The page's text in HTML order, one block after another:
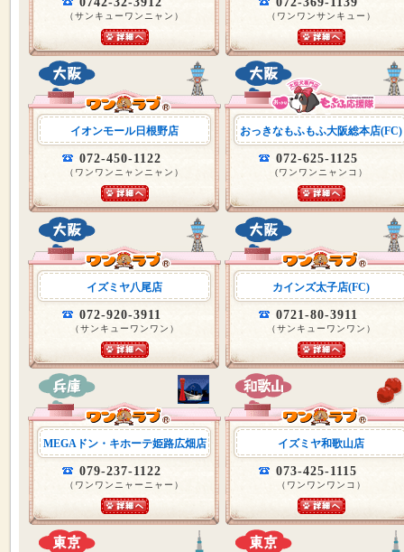
（サンキューワンニャン） （ワンワンサンキュー）
イオンモール日根野店
072-450-1122
（ワンワンニャンニャン）
おっきなもふもふ大阪総本店(FC)
072-625-1125
(ワンワンニャンコ）
イズミヤ八尾店
072-920-3911
（サンキューワンワン）
カインズ太子店(FC)
0721-80-3911
（サンキューワンワン）
MEGAドン・キホーテ姫路広畑店
079-237-1122
（ワンワンニャーニャー）
イズミヤ和歌山店
073-425-1115
（ワンワンワンコ）